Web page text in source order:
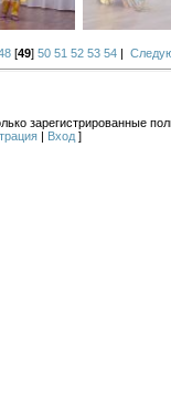
[49] 50 51 52 53 54 |
зарегистрированные
Вход ]